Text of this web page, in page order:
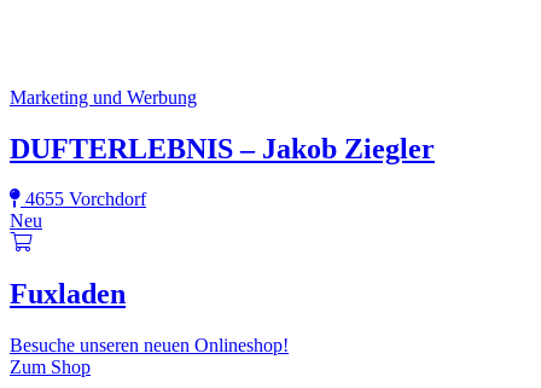
Marketing und Werbung
DUFTERLEBNIS – Jakob Ziegler
4655 Vorchdorf
Neu
Fuxladen
Besuche unseren neuen Onlineshop!
Zum Shop